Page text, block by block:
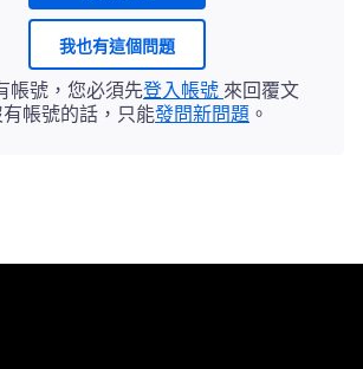
我也有這個問題
帳號，您必須先登入帳號 來回覆文
帳號的話，只能發問新問題 。